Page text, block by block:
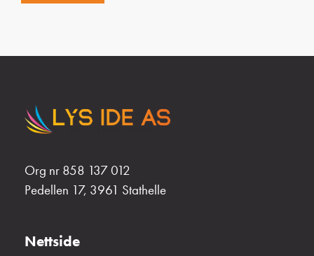
Org nr 858 137 012
Pedellen 17, 3961 Stathelle
Nettside